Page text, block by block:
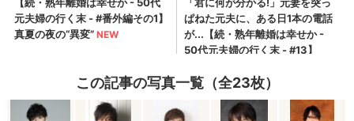
この記事の写真一覧（全23枚）